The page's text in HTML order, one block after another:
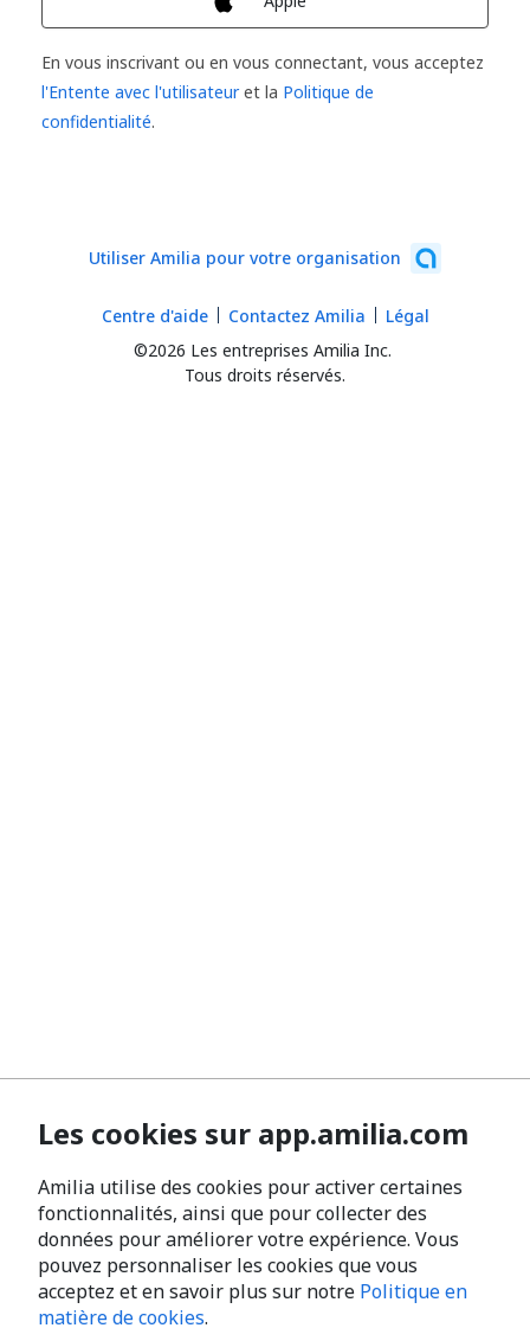
En vous inscrivant ou en vous connectant, vous acceptez
l'Entente avec l'utilisateuret la Politique de
confidentialité.
Utiliser Amilia pour votre organisation
©2026 Les entreprises Amilia Inc.
Tous droits réservés.
Centre d'aide Contactez Amilia Légal
Les cookies sur app.amilia.com
Amilia utilise des cookies pour activer certaines
fonctionnalités, ainsi que pour collecter des
données pour améliorer votre expérience. Vous
pouvez personnaliser les cookies que vous
acceptez et en savoir plus sur notre Politique en
matière de cookies.